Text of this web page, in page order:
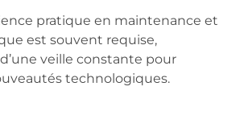
pratique en maintenance et
est souvent requise,
veille constante pour
technologiques.